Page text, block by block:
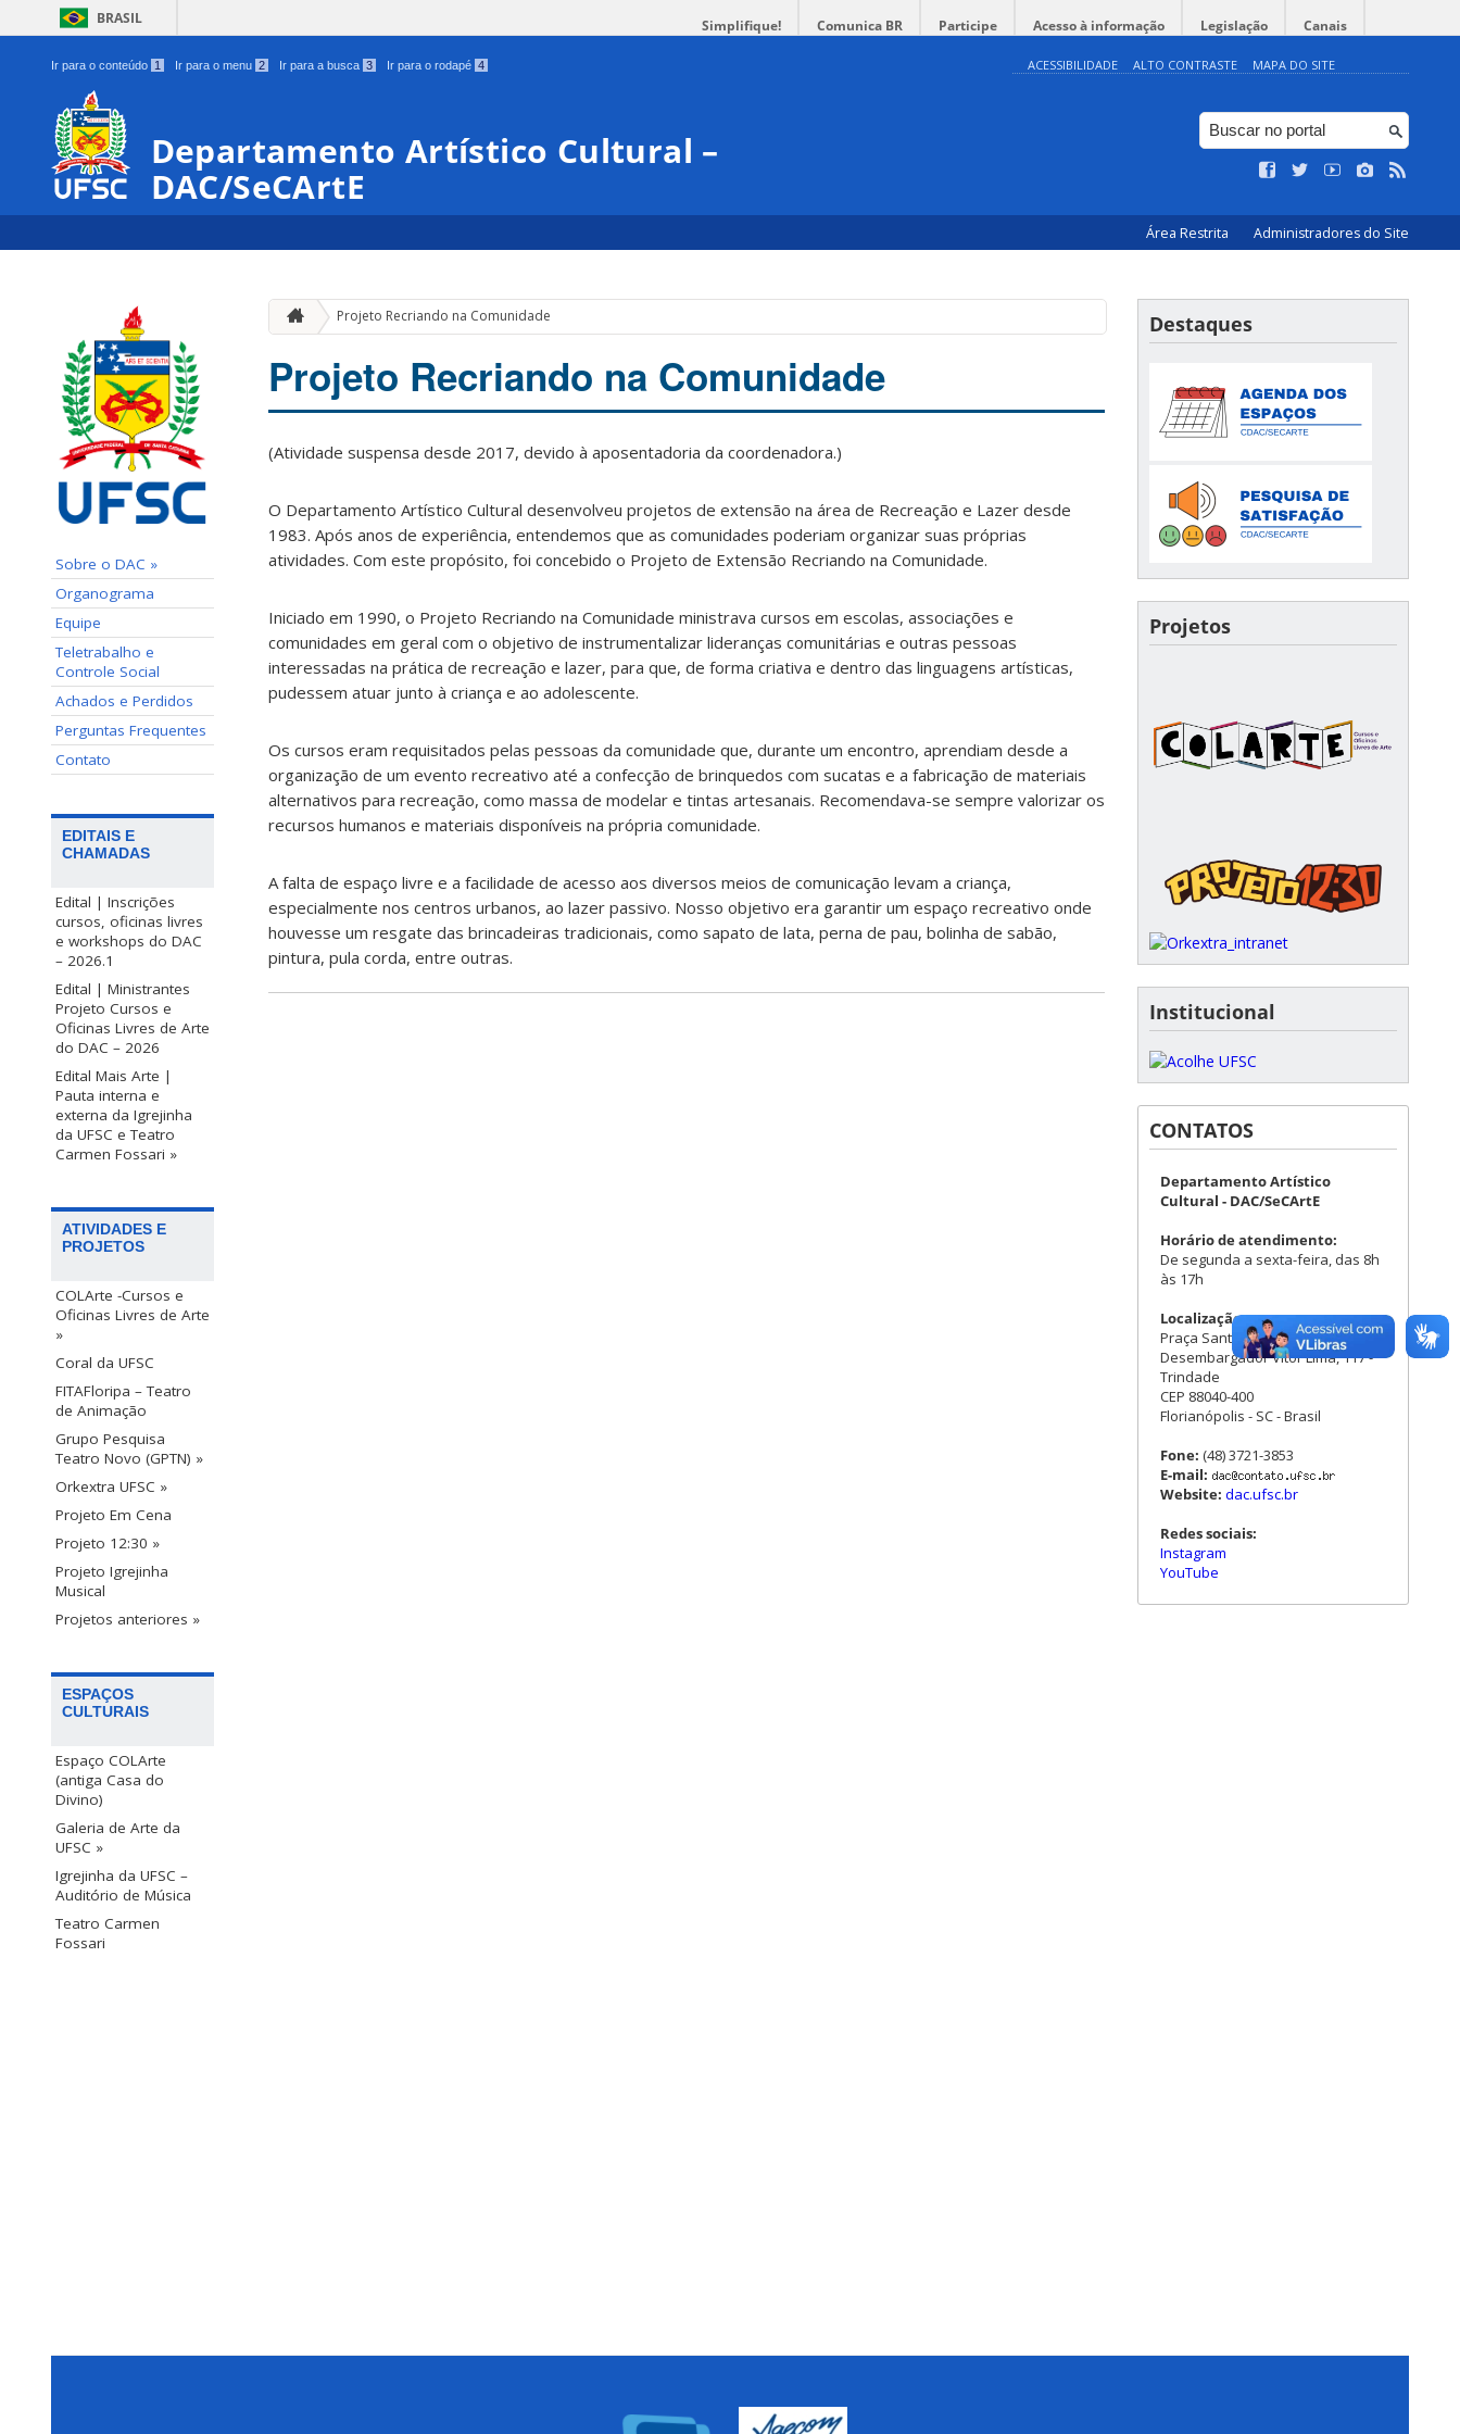
BRASIL Simplifique! Comunica BR Participe Acesso à informação Legislação Canais
Ir para o conteúdo 1 Ir para o menu 2 Ir para a busca 3 Ir para o rodapé 4 ACESSIBILIDADE ALTO CONTRASTE MAPA DO SITE
Departamento Artístico Cultural –
DAC/SeCArtE
Área Restrita Administradores do Site
Sobre o DAC »
Organograma
Equipe
Teletrabalho e
Controle Social
Achados e Perdidos
Perguntas Frequentes
Contato
EDITAIS E
CHAMADAS
Edital | Inscrições
cursos, oficinas livres
e workshops do DAC
– 2026.1
Edital | Ministrantes
Projeto Cursos e
Oficinas Livres de Arte
do DAC – 2026
Edital Mais Arte |
Pauta interna e
externa da Igrejinha
da UFSC e Teatro
Carmen Fossari »
ATIVIDADES E
PROJETOS
COLArte -Cursos e
Oficinas Livres de Arte
»
Coral da UFSC
FITAFloripa – Teatro
de Animação
Grupo Pesquisa
Teatro Novo (GPTN) »
Orkextra UFSC »
Projeto Em Cena
Projeto 12:30 »
Projeto Igrejinha
Musical
Projetos anteriores »
ESPAÇOS
CULTURAIS
Espaço COLArte
(antiga Casa do
Divino)
Galeria de Arte da
UFSC »
Igrejinha da UFSC –
Auditório de Música
Teatro Carmen
Fossari
Projeto Recriando na Comunidade
Projeto Recriando na Comunidade
(Atividade suspensa desde 2017, devido à aposentadoria da coordenadora.)
O Departamento Artístico Cultural desenvolveu projetos de extensão na área de Recreação e Lazer desde
1983. Após anos de experiência, entendemos que as comunidades poderiam organizar suas próprias
atividades. Com este propósito, foi concebido o Projeto de Extensão Recriando na Comunidade.
Iniciado em 1990, o Projeto Recriando na Comunidade ministrava cursos em escolas, associações e
comunidades em geral com o objetivo de instrumentalizar lideranças comunitárias e outras pessoas
interessadas na prática de recreação e lazer, para que, de forma criativa e dentro das linguagens artísticas,
pudessem atuar junto à criança e ao adolescente.
Os cursos eram requisitados pelas pessoas da comunidade que, durante um encontro, aprendiam desde a
organização de um evento recreativo até a confecção de brinquedos com sucatas e a fabricação de materiais
alternativos para recreação, como massa de modelar e tintas artesanais. Recomendava-se sempre valorizar os
recursos humanos e materiais disponíveis na própria comunidade.
A falta de espaço livre e a facilidade de acesso aos diversos meios de comunicação levam a criança,
especialmente nos centros urbanos, ao lazer passivo. Nosso objetivo era garantir um espaço recreativo onde
houvesse um resgate das brincadeiras tradicionais, como sapato de lata, perna de pau, bolinha de sabão,
pintura, pula corda, entre outras.
Destaques
Projetos
Institucional
CONTATOS
Departamento Artístico
Cultural - DAC/SeCArtE
Horário de atendimento:
De segunda a sexta-feira, das 8h
às 17h
Localização:
Praça Santos Dumont - Rua
Desembargador Vitor Lima, 117 -
Trindade
CEP 88040-400
Florianópolis - SC - Brasil
Fone: (48) 3721-3853
E-mail:
Website: dac.ufsc.br
Redes sociais:
Instagram
YouTube